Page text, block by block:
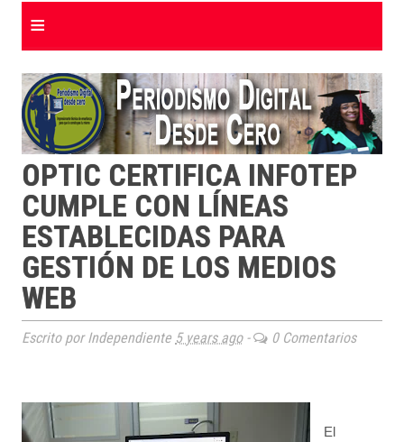
≡
OPTIC CERTIFICA INFOTEP
CUMPLE CON LÍNEAS
ESTABLECIDAS PARA
GESTIÓN DE LOS MEDIOS
WEB
Escrito por Independiente 5 years ago- 0 Comentarios
El